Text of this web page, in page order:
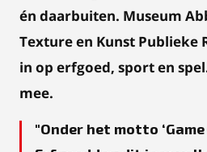
én daarbuiten. Museum
Texture en Kunst Publieke
in op erfgoed, sport en
mee.
Onder het motto